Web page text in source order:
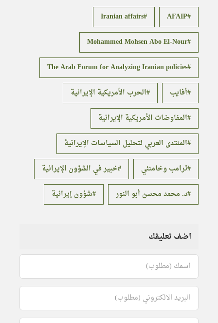
AFAIP
Iranian affairs
Mohammed Mohsen Abo El-Nour
The Arab Forum for Analyzing Iranian policies
أفايب
الحرب الأمريكية الإيرانية
المفاوضات الأمريكية الإيرانية
المنتدى العربي لتحليل السياسات الإيرانية
ترامب وخامنئي
خبير في الشؤون الإيرانية
د. محمد محسن أبو النور
شؤون إيرانية
اضف تعليقك